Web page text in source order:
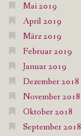
Mai 2019
April 2019
März 2019
Februar 2019
Januar 2019
Dezember 2018
November 2018
Oktober 2018
September 2018